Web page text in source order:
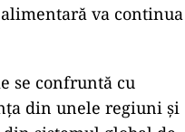
va continua
se confruntă cu
din unele regiuni și